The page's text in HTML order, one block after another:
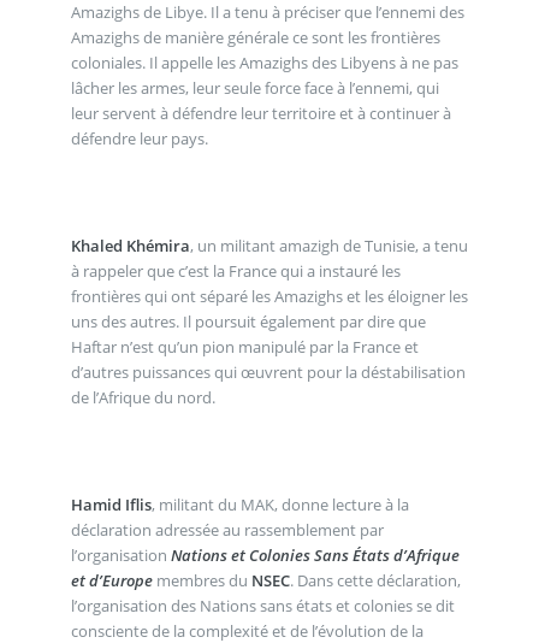
Amazighs de Libye. Il a tenu à préciser que l’ennemi des
Amazighs de manière générale ce sont les frontières
coloniales. Il appelle les Amazighs des Libyens à ne pas
lâcher les armes, leur seule force face à l’ennemi, qui
leur servent à défendre leur territoire et à continuer à
défendre leur pays.
Khaled Khémira, un militant amazigh de Tunisie, a tenu
à rappeler que c’est la France qui a instauré les
frontières qui ont séparé les Amazighs et les éloigner les
uns des autres. Il poursuit également par dire que
Haftar n’est qu’un pion manipulé par la France et
d’autres puissances qui œuvrent pour la déstabilisation
de l’Afrique du nord.
Hamid Iflis, militant du MAK, donne lecture à la
déclaration adressée au rassemblement par
l’organisation Nations et Colonies Sans États d’Afrique
et d’Europe membres du NSEC. Dans cette déclaration,
l’organisation des Nations sans états et colonies se dit
consciente de la complexité et de l’évolution de la